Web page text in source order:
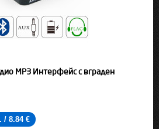
MP3 Интерфейс с вграден
/ 8.84 €